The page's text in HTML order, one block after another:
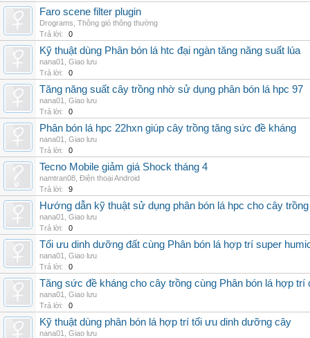
Faro scene filter plugin
Drograms Thông gió thông thường
Trả lời:
0
Kỹ thuật dùng Phân bón lá htc đại ngàn tăng năng suất lúa
nana01
Giao lưu
Trả lời:
0
Tăng năng suất cây trồng nhờ sử dụng phân bón lá hpc 97
nana01
Giao lưu
Trả lời:
0
Phân bón lá hpc 22hxn giúp cây trồng tăng sức đề kháng
nana01
Giao lưu
Trả lời:
0
Tecno Mobile giảm giá Shock tháng 4
namtran08 Điện thoại Android
Trả lời:
9
Hướng dẫn kỹ thuật sử dụng phân bón lá hpc cho cây trồng
nana01
Giao lưu
Trả lời:
0
Tối ưu dinh dưỡng đất cùng Phân bón lá hợp trí super
nana01
Giao lưu
Trả lời:
0
Tăng sức đề kháng cho cây trồng cùng Phân bón lá hợp trí
nana01
Giao lưu
Trả lời:
0
Kỹ thuật dùng phân bón lá hợp trí tối ưu dinh dưỡng cây
nana01
Giao lưu